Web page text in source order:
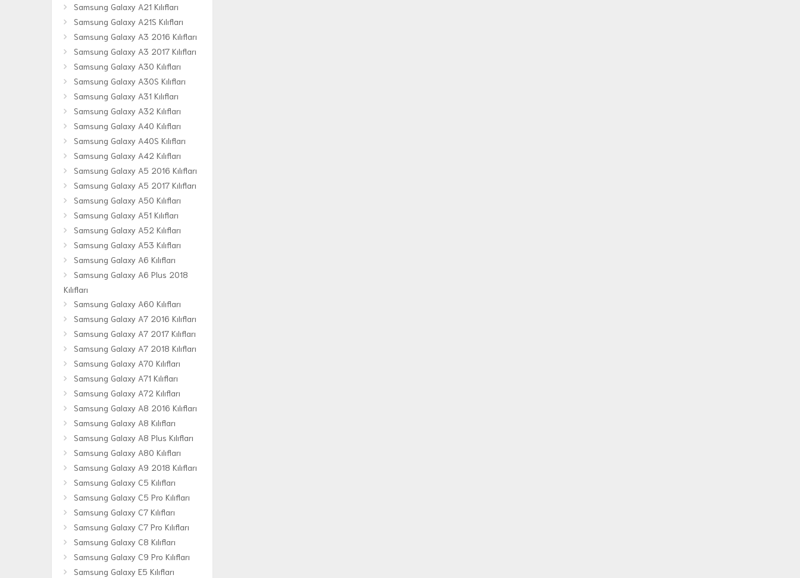
Samsung Galaxy A21 Kılıfları
Samsung Galaxy A21S Kılıfları
Samsung Galaxy A3 2016 Kılıfları
Samsung Galaxy A3 2017 Kılıfları
Samsung Galaxy A30 Kılıfları
Samsung Galaxy A30S Kılıfları
Samsung Galaxy A31 Kılıfları
Samsung Galaxy A32 Kılıfları
Samsung Galaxy A40 Kılıfları
Samsung Galaxy A40S Kılıfları
Samsung Galaxy A42 Kılıfları
Samsung Galaxy A5 2016 Kılıfları
Samsung Galaxy A5 2017 Kılıfları
Samsung Galaxy A50 Kılıfları
Samsung Galaxy A51 Kılıfları
Samsung Galaxy A52 Kılıfları
Samsung Galaxy A53 Kılıfları
Samsung Galaxy A6 Kılıfları
Samsung Galaxy A6 Plus 2018
Kılıfları
Samsung Galaxy A60 Kılıfları
Samsung Galaxy A7 2016 Kılıfları
Samsung Galaxy A7 2017 Kılıfları
Samsung Galaxy A7 2018 Kılıfları
Samsung Galaxy A70 Kılıfları
Samsung Galaxy A71 Kılıfları
Samsung Galaxy A72 Kılıfları
Samsung Galaxy A8 2016 Kılıfları
Samsung Galaxy A8 Kılıfları
Samsung Galaxy A8 Plus Kılıfları
Samsung Galaxy A80 Kılıfları
Samsung Galaxy A9 2018 Kılıfları
Samsung Galaxy C5 Kılıfları
Samsung Galaxy C5 Pro Kılıfları
Samsung Galaxy C7 Kılıfları
Samsung Galaxy C7 Pro Kılıfları
Samsung Galaxy C8 Kılıfları
Samsung Galaxy C9 Pro Kılıfları
Samsung Galaxy E5 Kılıfları